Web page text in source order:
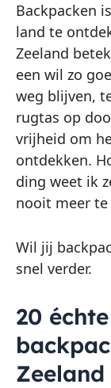
Backpacken
land te
Zeeland
een wil zo
weg blijven,
rugtas op
vrijheid om
ontdekken.
ding weet ik
nooit meer te
Wil jij
snel verder.
20
Zeeland